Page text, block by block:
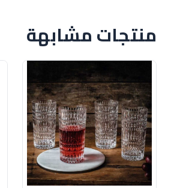
منتجات مشابهة